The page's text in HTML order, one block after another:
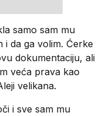
samo sam mu
i da ga volim. Ćerke
dokumentaciju, ali
veća prava kao
velikana.
i sve sam mu